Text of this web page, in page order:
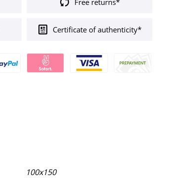
Free returns*
Certificate of authenticity*
100x150